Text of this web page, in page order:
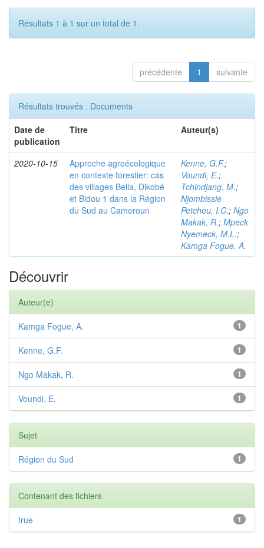
Résultats 1 à 1 sur un total de 1.
précédente 1 suivante
Résultats trouvés : Documents
Date de
publication
Titre Auteur(s)
2020-10-15
Approche agroécologique
en contexte forestier: cas
des villages Bella, Dikobé
et Bidou 1 dans la Région
du Sud au Cameroun
Kenne, G.F.;
Voundi, E.;
Tchindjang, M.;
Njombissie
Petcheu, I.C.; Ngo
Makak, R.; Mpeck
Nyemeck, M.L.;
Kamga Fogue, A.
Découvrir
Auteur(e)
1
Kamga Fogue, A.
1
Kenne, G.F.
1
Ngo Makak, R.
1
Voundi, E.
Sujet
1
Région du Sud
Contenant des fichiers
1
true